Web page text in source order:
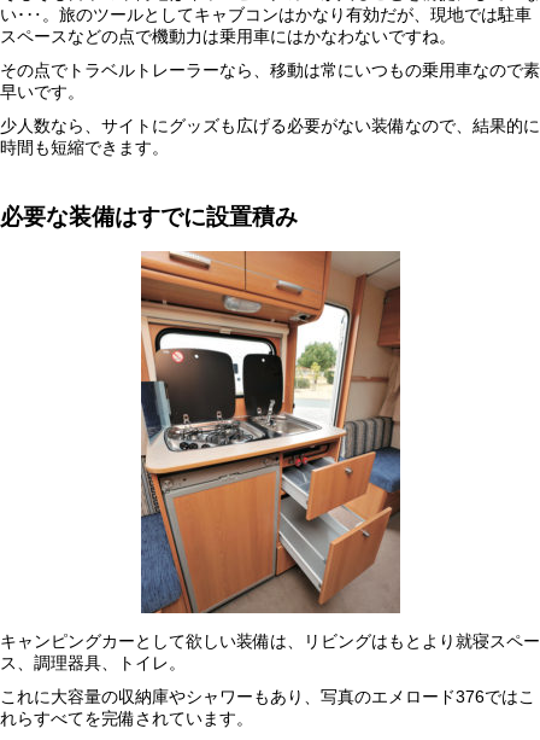
い･‥。旅のツールとしてキャブコンはかなり有効だが、現地では駐車
スペースなどの点で機動力は乗用車にはかなわないですね。
その点でトラベルトレーラーなら、移動は常にいつもの乗用車なので素
早いです。
少人数なら、サイトにグッズも広げる必要がない装備なので、結果的に
時間も短縮できます。
必要な装備はすでに設置積み
キャンピングカーとして欲しい装備は、リビングはもとより就寝スペー
ス、調理器具、トイレ。
これに大容量の収納庫やシャワーもあり、写真のエメロード376ではこ
れらすべてを完備されています。